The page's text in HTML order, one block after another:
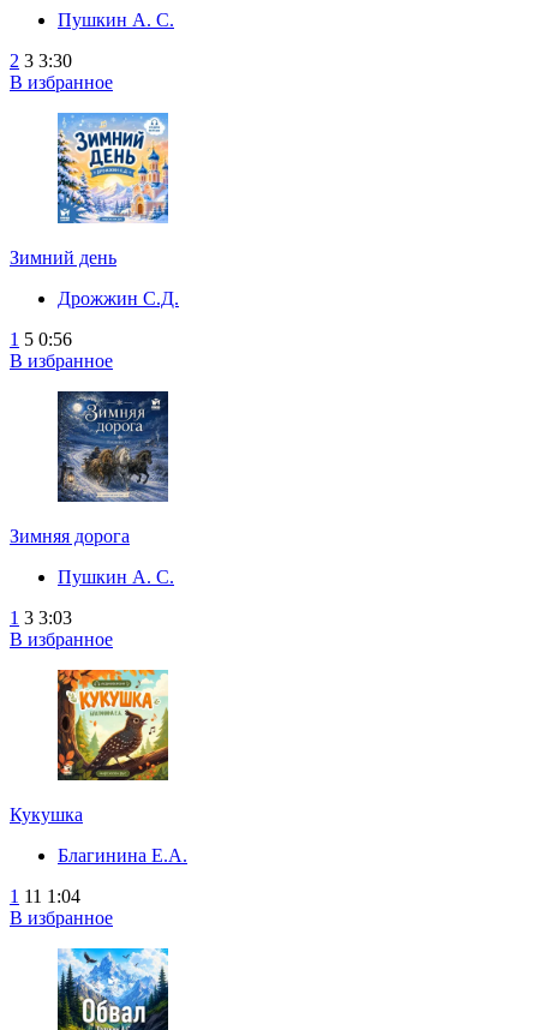
Пушкин А. С.
2 3 3:30
В избранное
Зимний день
Дрожжин С.Д.
1 5 0:56
В избранное
Зимняя дорога
Пушкин А. С.
1 3 3:03
В избранное
Кукушка
Благинина Е.А.
1 11 1:04
В избранное